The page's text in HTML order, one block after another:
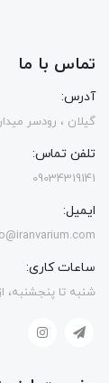
تماس با ما
آدرس:
گیلان ، رودسر
تلفن تماس:
09034319141
ایمیل:
ساعات کاری:
شنبه تا پنجشنبه، از ساعت